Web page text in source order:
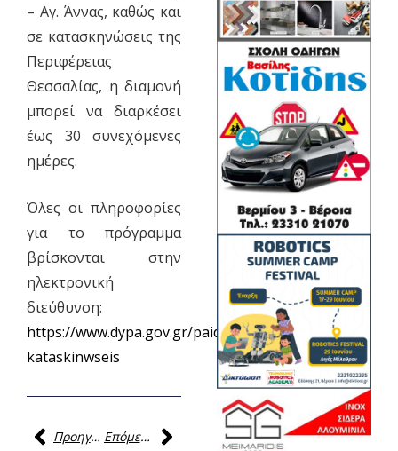
– Αγ. Άννας, καθώς και
σε κατασκηνώσεις της
Περιφέρειας
Θεσσαλίας, η διαμονή
μπορεί να διαρκέσει
έως 30 συνεχόμενες
ημέρες.
Όλες οι πληροφορίες
για το πρόγραμμα
βρίσκονται στην
ηλεκτρονική
διεύθυνση:
https://www.dypa.gov.gr/paidikes-
kataskinwseis
Προηγούμενη
Επόμενη